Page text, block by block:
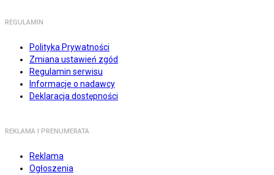
REGULAMIN
Polityka Prywatności
Zmiana ustawień zgód
Regulamin serwisu
Informacje o nadawcy
Deklaracja dostępności
REKLAMA I PRENUMERATA
Reklama
Ogłoszenia